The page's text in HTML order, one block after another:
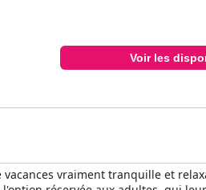
Voir les
vraiment tranquille et